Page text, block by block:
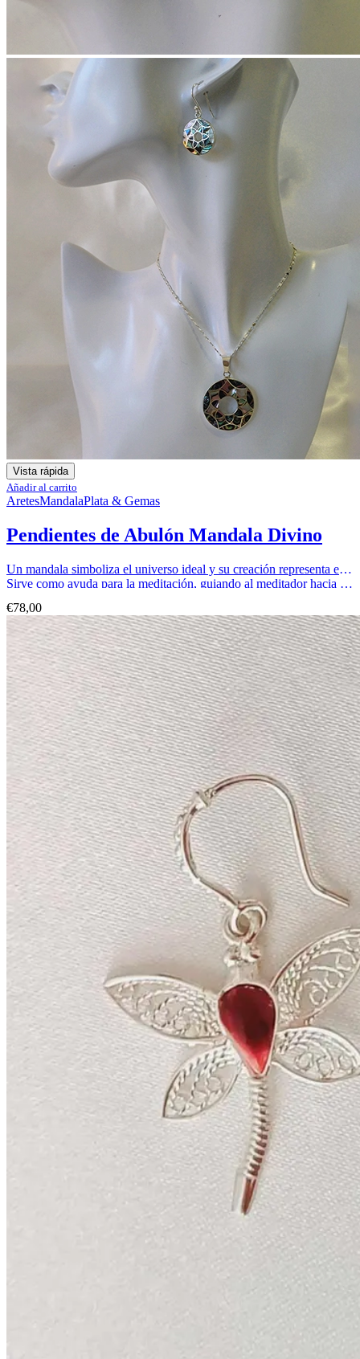
Vista rápida
Añadir al carrito
AretesMandalaPlata & Gemas
Pendientes de Abulón Mandala Divino
Un mandala simboliza el universo ideal y su creación representa el paso del sufrimiento a la alegría.
Sirve como ayuda para la meditación, guiando al meditador hacia la superación personal.
€78,00